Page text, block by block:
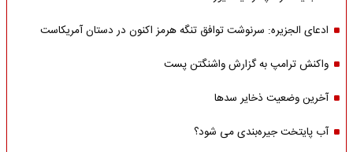
ادعای الجزیره: سرنوشت توافق تنگه هرمز اکنون در دستان آمریکاست
واکنش ترامپ به گزارش واشنگتن پست
آخرین وضعیت ذخایر سدها
آب پایتخت جیره‌بندی می شود؟